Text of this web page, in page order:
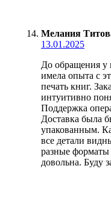
Мелания
13.01.2025
До обращения у
имела опыта с
печать книг.
интуитивно
Поддержка
Доставка была
упакованным.
все детали
разные
довольна. Буду